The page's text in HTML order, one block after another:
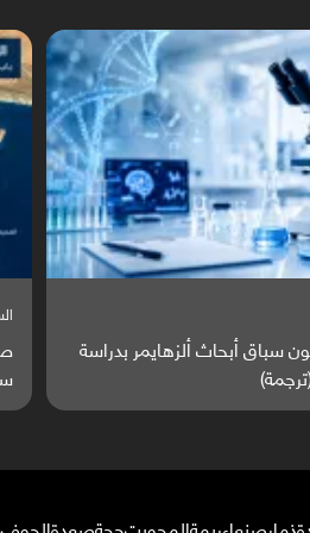
والبحر الأحمر يتحول إلى